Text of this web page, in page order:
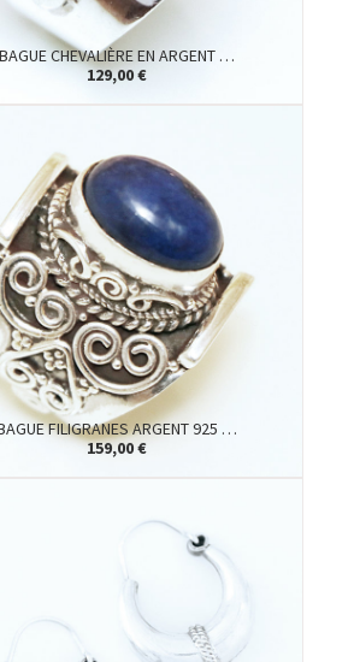
BAGUE CHEVALIÈRE EN ARGENT …
129,00 €
FILIGRANES ARGENT 925 …
159,00 €